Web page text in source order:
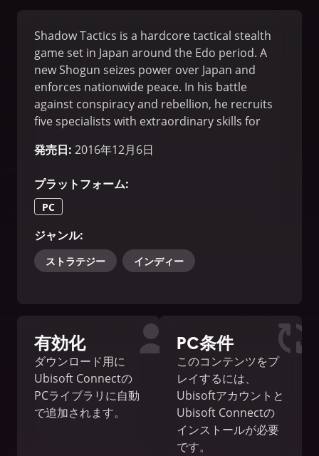
Shadow Tactics is a hardcore tactical stealth
game set in Japan around the Edo period. A
new Shogun seizes power over Japan and
enforces nationwide peace. In his battle
against conspiracy and rebellion, he recruits
five specialists with extraordinary skills for
発売日: 2016年12月6日
プラットフォーム:
PC
ジャンル:
ストラテジー インディー
有効化
ダウンロード用に
Ubisoft Connectの
PCライブラリに自動
で追加されます。
PC条件
このコンテンツをプ
レイするには、
Ubisoftアカウントと
Ubisoft Connectの
インストールが必要
です。